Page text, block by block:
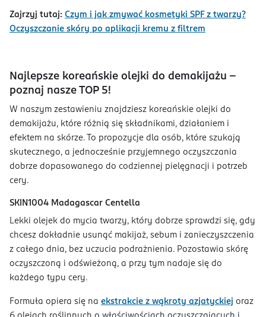
Zajrzyj tutaj: Czym i jak zmywać kosmetyki SPF z twarzy?
Oczyszczanie skóry po aplikacji kremu z filtrem
Najlepsze koreańskie olejki do demakijażu -
poznaj nasze TOP 5!
W naszym zestawieniu znajdziesz koreańskie olejki do
demakijażu, które różnią się składnikami, działaniem i
efektem na skórze. To propozycje dla osób, które szukają
skutecznego, a jednocześnie przyjemnego oczyszczania
dobrze dopasowanego do codziennej pielęgnacji i potrzeb
cery.
SKIN1004 Madagascar Centella
Lekki olejek do mycia twarzy, który dobrze sprawdzi się, gdy
chcesz dokładnie usunąć makijaż, sebum i zanieczyszczenia
z całego dnia, bez uczucia podrażnienia. Pozostawia skórę
oczyszczoną i odświeżoną, a przy tym nadaje się do
każdego typu cery.
Formuła opiera się na ekstrakcie z wąkroty azjatyckiej oraz